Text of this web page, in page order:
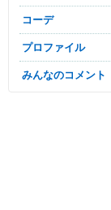
コーデ
プロファイル
みんなのコメント